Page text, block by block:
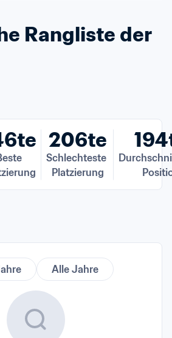
Rangliste der
206te
Schlechteste
Platzierung
Alle Jahre